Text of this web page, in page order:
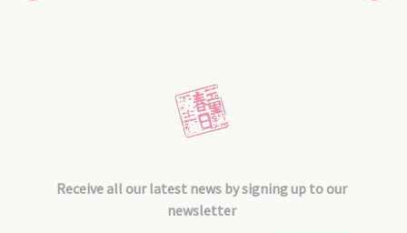
Receive all our latest news by signing up to our
newsletter